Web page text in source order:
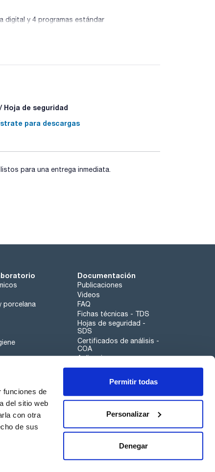
funciones de
del sitio web
con otra
de sus
Permitir todas
Personalizar
Denegar
digital y 4 programas estándar
aire en cabinas de flujo laminar. Sistema de
Hoja de seguridad
para descargas
para una entrega inmediata.
porcelana
Documentación
Publicaciones
Videos
FAQ
Fichas técnicas - TDS
Hojas de seguridad -
SDS
Certificados de análisis -
COA
Aplicaciones
Tabla Periódica
Canal de denuncias